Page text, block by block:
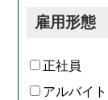
【
設
現
勤
雇用形態
正社員
アルバイト